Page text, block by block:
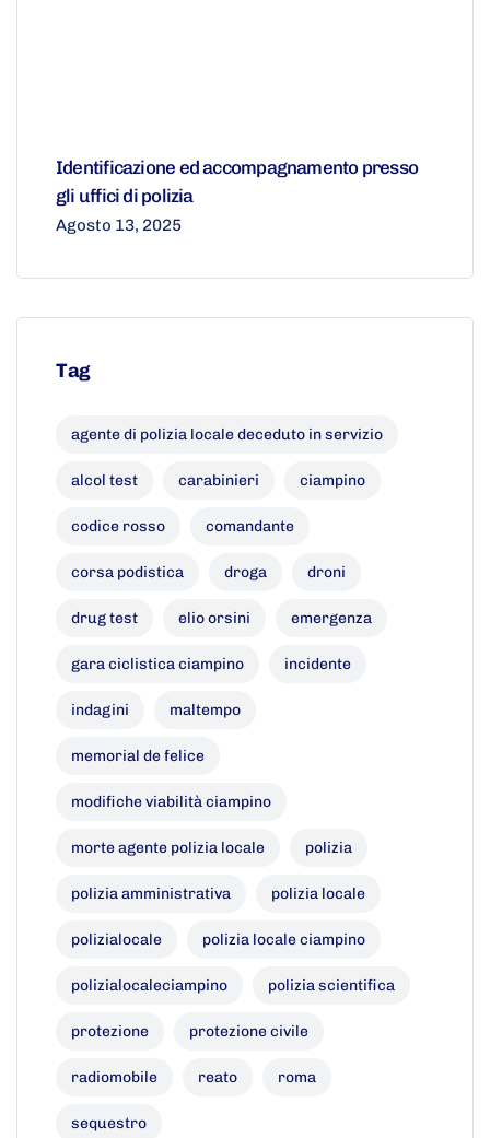
Identificazione ed accompagnamento presso
gli uffici di polizia
Agosto 13, 2025
Tag
agente di polizia locale deceduto in servizio
alcol test carabinieri ciampino
codice rosso comandante
corsa podistica droga droni
drug test elio orsini emergenza
gara ciclistica ciampino incidente
indagini maltempo
memorial de felice
modifiche viabilità ciampino
morte agente polizia locale polizia
polizia amministrativa polizia locale
polizialocale polizia locale ciampino
polizialocaleciampino polizia scientifica
protezione protezione civile
radiomobile reato roma
sequestro